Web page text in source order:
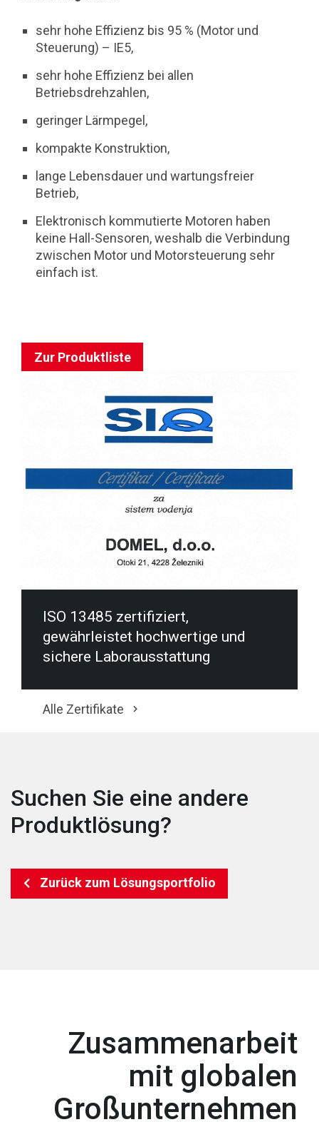
sehr hohe Effizienz bis 95 % (Motor und
Steuerung) – IE5,
sehr hohe Effizienz bei allen
Betriebsdrehzahlen,
geringer Lärmpegel,
kompakte Konstruktion,
lange Lebensdauer und wartungsfreier
Betrieb,
Elektronisch kommutierte Motoren haben
keine Hall-Sensoren, weshalb die Verbindung
zwischen Motor und Motorsteuerung sehr
einfach ist.
Zur Produktliste
ISO 13485 zertifiziert,
gewährleistet hochwertige und
sichere Laborausstattung
Alle Zertifikate
Suchen Sie eine andere
Produktlösung?
Zurück zum Lösungsportfolio
Zusammenarbeit
mit globalen
Großunternehmen